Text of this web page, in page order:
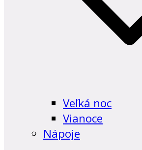
Veľká noc
Vianoce
Nápoje